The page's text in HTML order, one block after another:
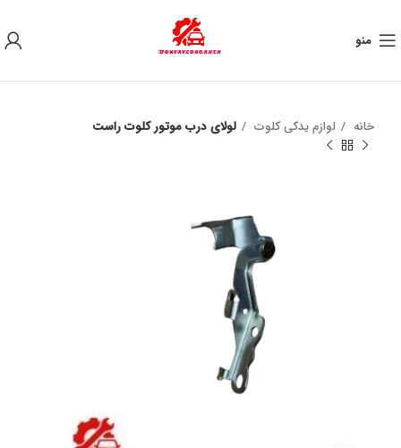
منو
خانه لوازم یدکی کلوت لولای درب موتور کلوت راست
به علت نوسان ارز ، لطفا قبل از خرید تماس بگیرید.